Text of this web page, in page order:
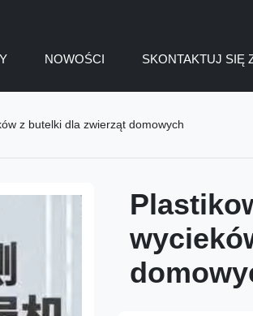
NOWOŚCI SKONTAKTUJ SIĘ
z butelki dla zwierząt domowych